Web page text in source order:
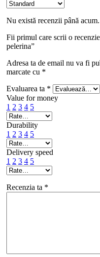
Nu există recenzii până acum.
Fii primul care scrii o
pelerina”
Adresa ta de email nu va fi
marcate cu *
Evaluarea ta *
Value for money
1 2 3 4 5
Durability
1 2 3 4 5
Delivery speed
1 2 3 4 5
Recenzia ta *